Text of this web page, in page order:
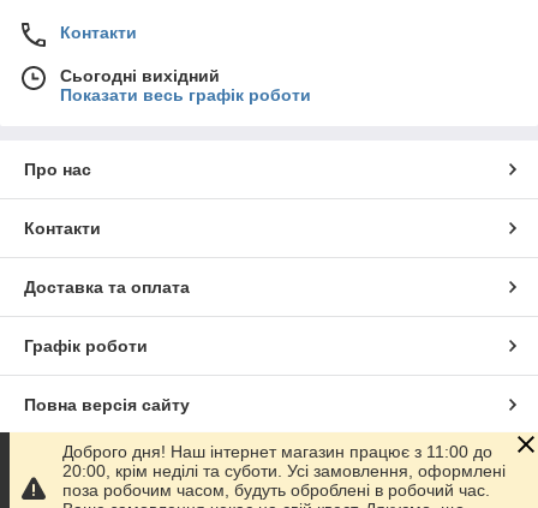
Контакти
Сьогодні вихідний
Показати весь графік роботи
Про нас
Контакти
Доставка та оплата
Графік роботи
Повна версія сайту
Сайт створено на маркетплейсіProm.ua
Доброго дня! Наш інтернет магазин працює з 11:00 до
20:00, крім неділі та суботи. Усі замовлення, оформлені
поза робочим часом, будуть оброблені в робочий час.